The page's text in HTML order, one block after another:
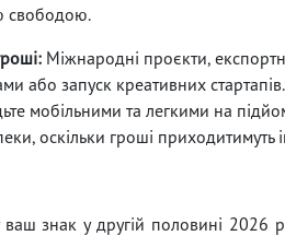
свободою.
Міжнародні проєкти,
або запуск креативних стартапів.
мобільними та легкими на
оскільки гроші
знак у другій половині 2026